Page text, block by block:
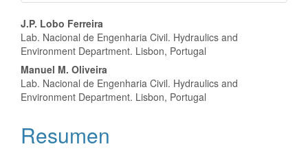
Contenido
principal
del
artículo
J.P. Lobo Ferreira
Lab. Nacional de Engenharia Civil. Hydraulics and
Environment Department. Lisbon, Portugal
Manuel M. Oliveira
Lab. Nacional de Engenharia Civil. Hydraulics and
Environment Department. Lisbon, Portugal
Resumen